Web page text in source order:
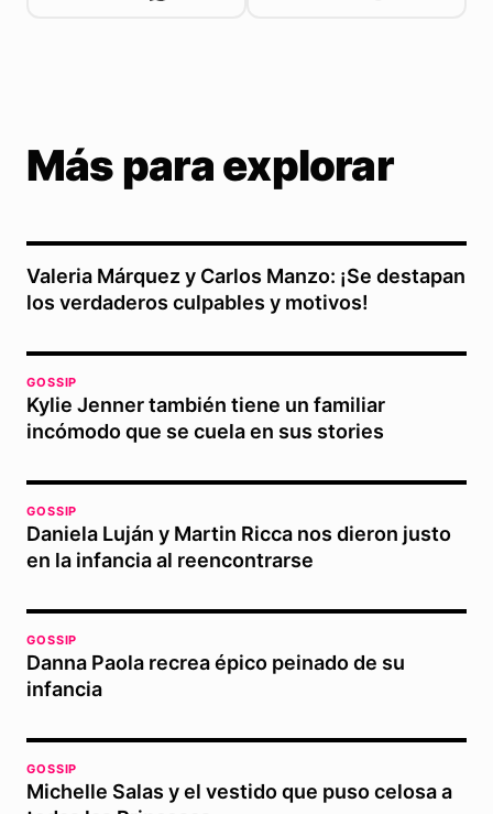
Más para explorar
Valeria Márquez y Carlos Manzo: ¡Se destapan
los verdaderos culpables y motivos!
GOSSIP
Kylie Jenner también tiene un familiar
incómodo que se cuela en sus stories
GOSSIP
Daniela Luján y Martin Ricca nos dieron justo
en la infancia al reencontrarse
GOSSIP
Danna Paola recrea épico peinado de su
infancia
GOSSIP
Michelle Salas y el vestido que puso celosa a